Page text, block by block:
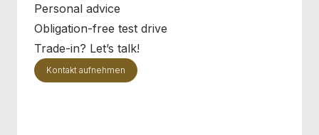
Personal advice
Obligation-free test drive
Trade-in? Let’s talk!
Kontakt aufnehmen